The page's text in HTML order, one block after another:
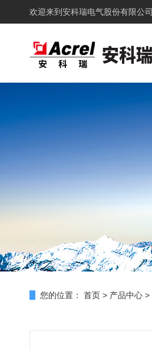
欢迎来到 安科瑞电气股份有限公司
您的位置： 首页 > 产品中心 >